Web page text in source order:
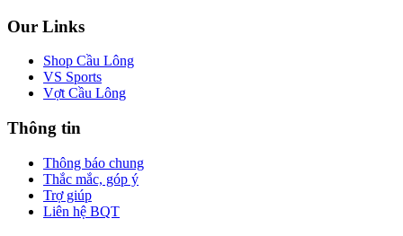
Our Links
Shop Cầu Lông
VS Sports
Vợt Cầu Lông
Thông tin
Thông báo chung
Thắc mắc, góp ý
Trợ giúp
Liên hệ BQT